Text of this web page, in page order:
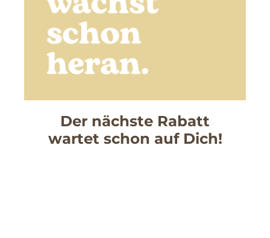
Der nächste Rabatt
wartet schon auf Dich!